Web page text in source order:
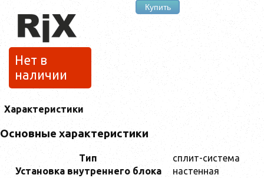
Купить
Нет в
наличии
Характеристики
Основные характеристики
Тип
сплит-система
Установка внутреннего блока
настенная